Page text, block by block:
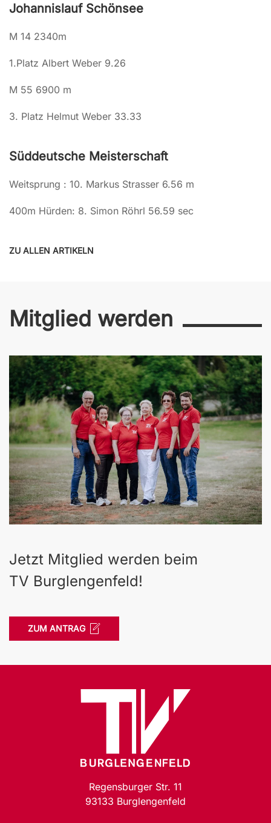
Johannislauf Schönsee
M 14 2340m
1.Platz Albert Weber 9.26
M 55 6900 m
3. Platz Helmut Weber 33.33
Süddeutsche Meisterschaft
Weitsprung : 10. Markus Strasser 6.56 m
400m Hürden: 8. Simon Röhrl 56.59 sec
ZU ALLEN ARTIKELN
Mitglied werden
Jetzt Mitglied werden beim
TV Burglengenfeld!
ZUM ANTRAG
Regensburger Str. 11
93133 Burglengenfeld